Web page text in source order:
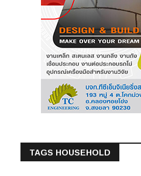
TAGS HOUSEHOLD